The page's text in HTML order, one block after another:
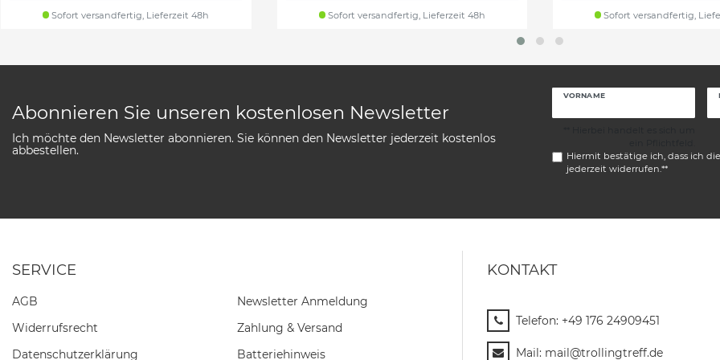
Sofort versandfertig, Lieferzeit 48h Sofort versandfertig, Lieferzeit 48h Sofort versandfertig,
Abonnieren Sie unseren kostenlosen Newsletter
Ich möchte den Newsletter abonnieren. Sie können den Newsletter jederzeit kostenlos
abbestellen.
VORNAME
Hiermit bestätige ich, dass ich die
jederzeit widerrufen.**
SERVICE
AGB
Widerrufs­recht
Daten­schutz­erklärung
Newsletter Anmeldung
Zahlung & Versand
Batteriehinweis
KONTAKT
Telefon: +49 176 24909451
Mail: mail@trollingtreff.de